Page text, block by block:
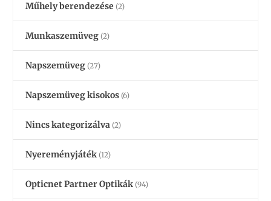
Műhely berendezése (2)
Munkaszemüveg (2)
Napszemüveg (27)
Napszemüveg kisokos (6)
Nincs kategorizálva (2)
Nyereményjáték (12)
Opticnet Partner Optikák (94)